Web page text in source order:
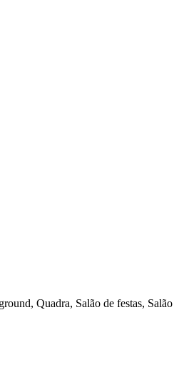
Quadra, Salão de festas, Salão